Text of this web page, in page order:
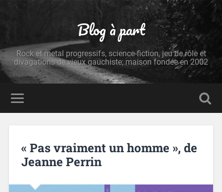
Blog à part
Rock et metal progressifs, science-fiction, jeu de rôle et
divagations de vieux gauchiste; maison fondée en 2002
« Pas vraiment un homme », de
Jeanne Perrin